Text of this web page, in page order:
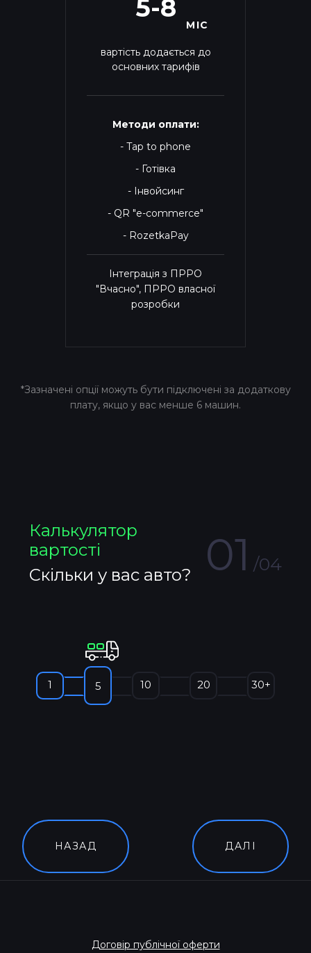
5-8
МІС
вартість додається до
основних тарифів
Методи оплати:
- Tap to phone
- Готівка
- Інвойсинг
- QR "e-commerce"
- RozetkaPay
Інтеграція з ПРРО
"Вчасно", ПРРО власної
розробки
*Зазначені опції можуть бути підключені за додаткову
плату, якщо у вас менше 6 машин.
01 /04
Калькулятор
вартості
Скільки у вас авто?
1 5 10 20 30+
НАЗАД ДАЛІ
Договір публічної оферти